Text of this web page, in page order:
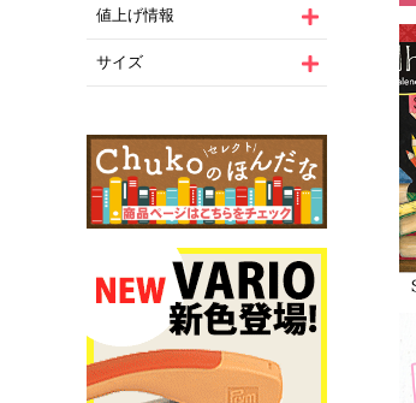
値上げ情報
サイズ